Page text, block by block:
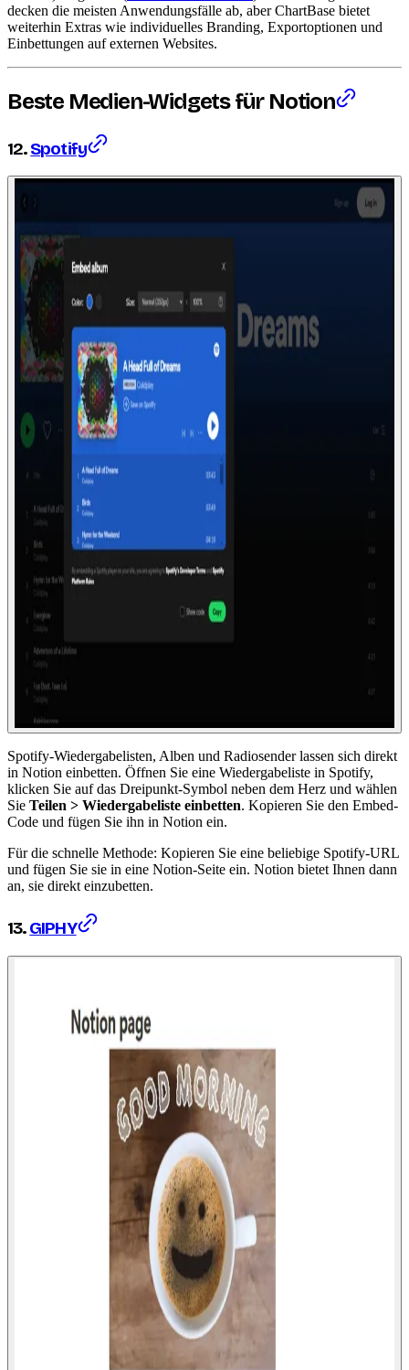
decken die meisten Anwendungsfälle ab, aber ChartBase bietet
weiterhin Extras wie individuelles Branding, Exportoptionen und
Einbettungen auf externen Websites.
Beste Medien-Widgets für Notion
12.Spotify
Spotify-Wiedergabelisten, Alben und Radiosender lassen sich direkt
in Notion einbetten. Öffnen Sie eine Wiedergabeliste in Spotify,
klicken Sie auf das Dreipunkt-Symbol neben dem Herz und wählen
Sie Teilen > Wiedergabeliste einbetten. Kopieren Sie den Embed-
Code und fügen Sie ihn in Notion ein.
Für die schnelle Methode: Kopieren Sie eine beliebige Spotify-URL
und fügen Sie sie in eine Notion-Seite ein. Notion bietet Ihnen dann
an, sie direkt einzubetten.
13.GIPHY